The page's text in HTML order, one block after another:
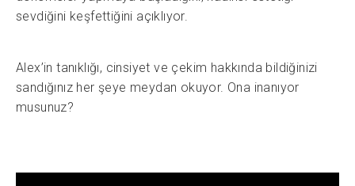
sevdiğini keşfettiğini açıklıyor.
Alex’in tanıklığı, cinsiyet ve çekim hakkında bildiğinizi
sandığınız her şeye meydan okuyor. Ona inanıyor
musunuz?